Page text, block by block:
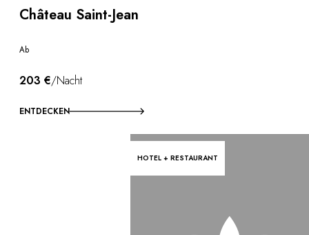
Château Saint-Jean
Ab
203 €/Nacht
ENTDECKEN
HOTEL + RESTAURANT